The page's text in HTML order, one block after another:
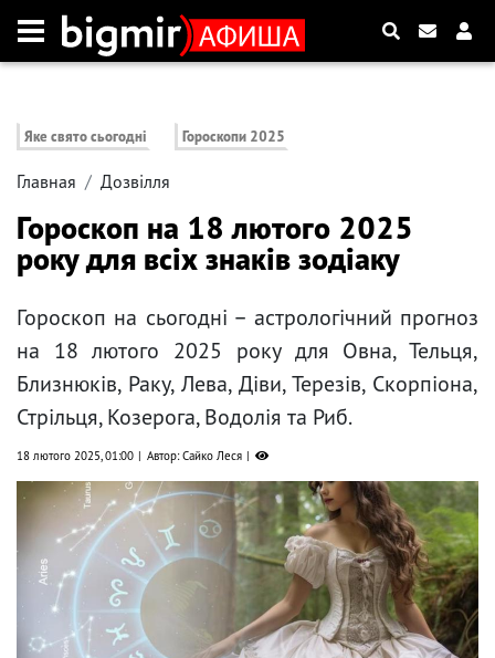
Яке свято сьогодні Гороскопи 2025
Главная Дозвілля
Гороскоп на 18 лютого 2025
року для всіх знаків зодіаку
Гороскоп на сьогодні – астрологічний прогноз
на 18 лютого 2025 року для Овна, Тельця,
Близнюків, Раку, Лева, Діви, Терезів, Скорпіона,
Стрільця, Козерога, Водолія та Риб.
18 лютого 2025, 01:00 Автор: Сайко Леся